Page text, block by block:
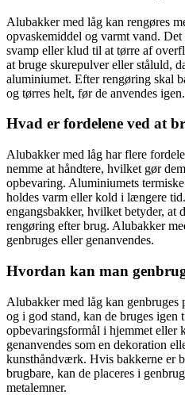
Alubakker med låg kan rengøres
opvaskemiddel og varmt vand. Det
svamp eller klud til at tørre af
at bruge skurepulver eller ståluld,
aluminiumet. Efter rengøring skal
og tørres helt, før de anvendes igen.
Hvad er fordelene ved at
Alubakker med låg har flere
nemme at håndtere, hvilket gør
opbevaring. Aluminiumets
holdes varm eller kold i længere
engangsbakker, hvilket betyder,
rengøring efter brug. Alubakker
genbruges eller genanvendes.
Hvordan kan man
Alubakker med låg kan genbruges
og i god stand, kan de bruges
opbevaringsformål i hjemmet eller
genanvendes som en dekoration
kunsthåndværk. Hvis bakkerne er
brugbare, kan de placeres i
metalemner.